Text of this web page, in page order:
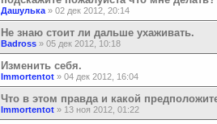
Дашулька » 02 дек 2012, 20:14
Не знаю стоит ли дальше ухаживать.
Badross » 05 дек 2012, 10:18
Изменить себя.
Immortentot » 04 дек 2012, 16:04
Что в этом правда и какой
Immortentot » 13 ноя 2012, 01:22